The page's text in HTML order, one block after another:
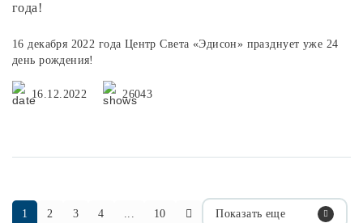
года!
16 декабря 2022 года Центр Cвета «Эдисон» празднует уже 24
день рождения!
16.12.2022 26043
1 2 3 4 ... 10 Показать еще